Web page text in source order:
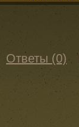
Ответы (0)